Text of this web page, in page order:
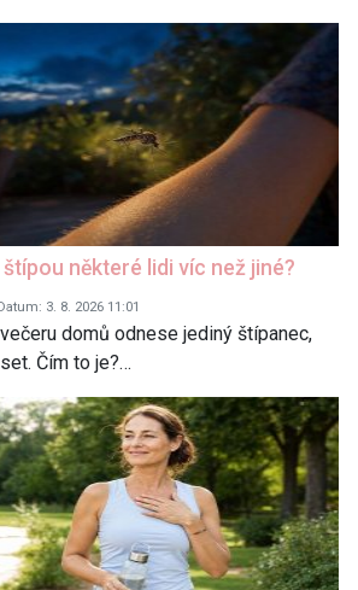
některé lidi víc než jiné?
3. 8. 2026 11:01
domů odnese jediný štípanec,
Čím to je?…